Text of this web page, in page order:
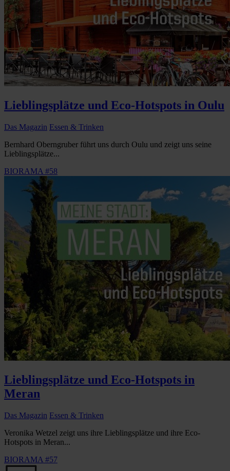
Lieblingsplätze und Eco-Hotspots in Oulu
Das Magazin Essen & Trinken
Bernhard Oberngruber führt uns durch Oulu und zeigt uns seine
Lieblingsplätze...
BIORAMA #58
Lieblingsplätze und Eco-Hotspots in
Meran
Das Magazin Essen & Trinken
Veronika Wetzel zeigt uns ihre Lieblingsplätze und ihre Eco-
Hotspots in Meran...
BIORAMA #57